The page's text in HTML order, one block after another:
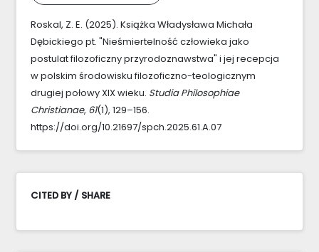
Roskal, Z. E. (2025). Książka Władysława Michała
Dębickiego pt. "Nieśmiertelność człowieka jako
postulat filozoficzny przyrodoznawstwa" i jej recepcja
w polskim środowisku filozoficzno-teologicznym
drugiej połowy XIX wieku. Studia Philosophiae
Christianae, 61(1), 129–156.
https://doi.org/10.21697/spch.2025.61.A.07
CITED BY / SHARE